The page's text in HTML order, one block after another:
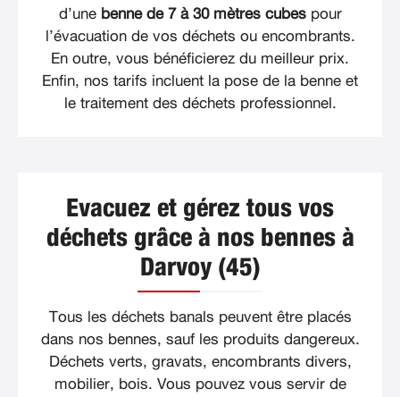
d’une benne de 7 à 30 mètres cubespour
l’évacuation de vos déchets ou encombrants.
En outre, vous bénéficierez du meilleur prix.
Enfin, nos tarifs incluent la pose de la benne et
le traitement des déchets professionnel.
Evacuez et gérez tous vos
déchets grâce à nos bennes à
Darvoy (45)
Tous les déchets banals peuvent être placés
dans nos bennes, sauf les produits dangereux.
Déchets verts, gravats, encombrants divers,
mobilier, bois. Vous pouvez vous servir de